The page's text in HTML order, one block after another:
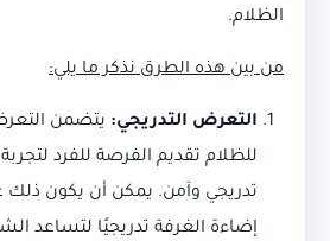
الظلام.
من بين هذه الطرق نذكر ما يلي:
التعرض التدريجي: يتضمن
للظلام تقديم الفرصة للفرد
تدريجي وآمن. يمكن أن يكون ذلك
إضاءة الغرفة تدريجيًا لتساعد